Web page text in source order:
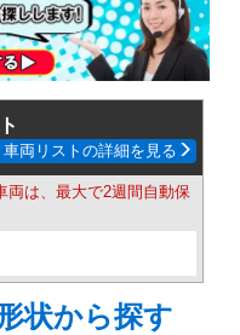
両リストの詳細を見る
は、最大で2週間自動保
状から探す